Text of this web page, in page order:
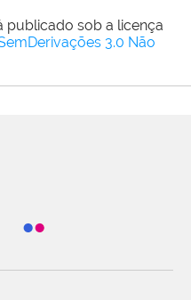
publicado sob a licença
3.0 Não